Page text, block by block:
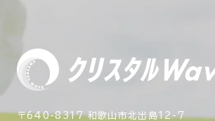
〒640-8317 和歌山市北出島12-7